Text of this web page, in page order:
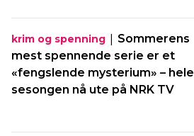
krim og spenning | Sommerens
mest spennende serie er et
«fengslende mysterium» – hele
sesongen nå ute på NRK TV